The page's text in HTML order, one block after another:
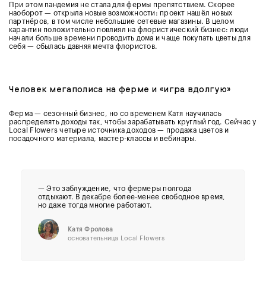
При этом пандемия не стала для фермы препятствием. Скорее
наоборот — открыла новые возможности: проект нашёл новых
партнёров, в том числе небольшие сетевые магазины. В целом
карантин положительно повлиял на флористический бизнес: люди
начали больше времени проводить дома и чаще покупать цветы для
себя — сбылась давняя мечта флористов.
Человек мегаполиса на ферме и «игра вдолгую»
Ферма — сезонный бизнес, но со временем Катя научилась
распределять доходы так, чтобы зарабатывать круглый год. Сейчас у
Local Flowers четыре источника доходов — продажа цветов и
посадочного материала, мастер-классы и вебинары.
— Это заблуждение, что фермеры полгода
отдыхают. В декабре более-менее свободное время,
но даже тогда многие работают.
Катя Фролова
основательница Local Flowers